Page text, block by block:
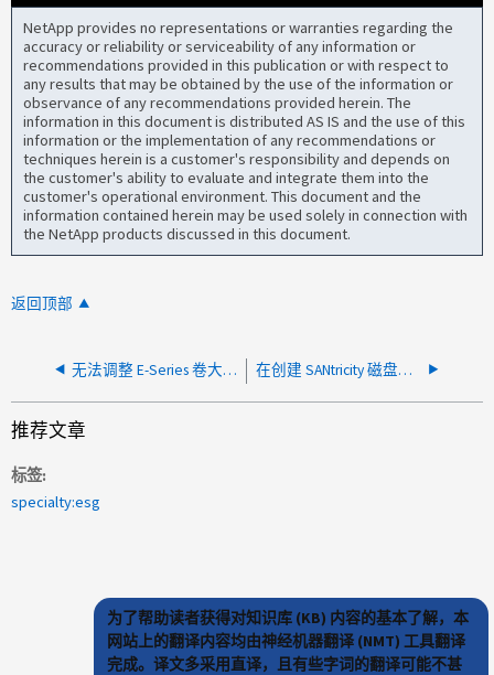
NetApp provides no representations or warranties regarding the
accuracy or reliability or serviceability of any information or
recommendations provided in this publication or with respect to
any results that may be obtained by the use of the information or
observance of any recommendations provided herein. The
information in this document is distributed AS IS and the use of this
information or the implementation of any recommendations or
techniques herein is a customer's responsibility and depends on
the customer's ability to evaluate and integrate them into the
customer's operational environment. This document and the
information contained herein may be used solely in connection with
the NetApp products discussed in this document.
返回顶部
无法调整 E-Series 卷大小，因为正在初始化卷 在创建 SANtricity 磁盘池期间无法查看所有可用的未分配驱动器
推荐文章
标签
specialty:esg
为了帮助读者获得对知识库 (KB) 内容的基本了解，本
网站上的翻译内容均由神经机器翻译 (NMT) 工具翻译
完成。译文多采用直译，且有些字词的翻译可能不甚